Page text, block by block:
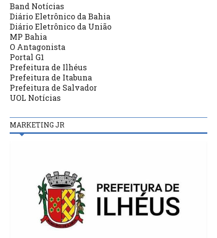
Band Notícias
Diário Eletrônico da Bahia
Diário Eletrônico da União
MP Bahia
O Antagonista
Portal G1
Prefeitura de Ilhéus
Prefeitura de Itabuna
Prefeitura de Salvador
UOL Notícias
MARKETING JR